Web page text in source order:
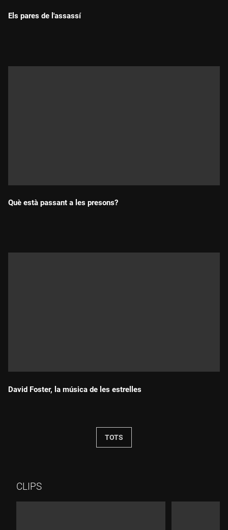
Els pares de l'assassí
Què està passant a les presons?
David Foster, la música de les estrelles
TOTS
CLIPS